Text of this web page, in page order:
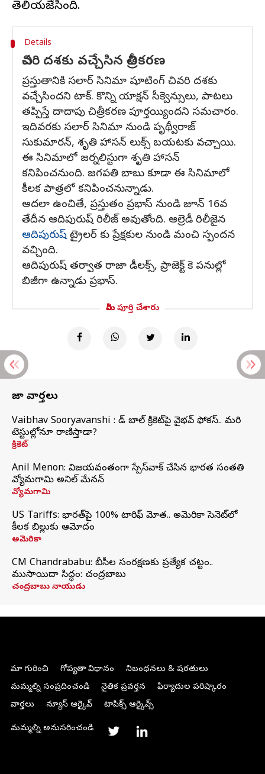
Details
చివరి దశకు వచ్చేసిన చిత్రీకరణ
ప్రస్తుతానికి సలార్ సినిమా షూటింగ్ చివరి దశకు
వచ్చేసిందని టాక్. కొన్ని యాక్షన్ సీక్వెన్సులు, పాటలు
తప్పిస్తే దాదాపు చిత్రీకరణ పూర్తయ్యిందని సమచారం.
ఇదివరకు సలార్ సినిమా నుండి పృథ్వీరాజ్
సుకుమారన్, శృతి హాసన్ లుక్స్ బయటకు వచ్చాయి.
ఈ సినిమాలో జర్నలిస్టుగా శృతి హాసన్
కనిపించనుంది. జగపతి బాబు కూడా ఈ సినిమాలో
కీలక పాత్రలో కనిపించనున్నాడు.
అదలా ఉంచితే, ప్రస్తుతం ప్రభాస్ నుండి జూన్ 16వ
తేదీన ఆదిపురుష్ రిలీజ్ అవుతోంది. ఆల్రెడీ రిలీజైన
ఆదిపురుష్ట్రైలర్ కు ప్రేక్షకుల నుండి మంచి స్పందన
వచ్చింది.
ఆదిపురుష్ తర్వాత రాజా డీలక్స్, ప్రాజెక్ట్ కె పనుల్లో
బిజీగా ఉన్నాడు ప్రభాస్.
మీరు పూర్తి చేశారు
తాజా వార్తలు
Vaibhav Sooryavanshi : రెడ్ బాల్ క్రికెట్‌పై వైభవ్ ఫోకస్.. మరి
టెస్టుల్లోనూ రాణిస్తాడా?
క్రికెట్
Anil Menon: విజయవంతంగా స్పేస్‌వాక్‌ చేసిన భారత సంతతి
వ్యోమగామి అనిల్‌ మేనన్
వ్యోమగామి
US Tariffs: భారత్‌పై 100% టారిఫ్‌ మోత.. అమెరికా సెనెట్‌లో
కీలక బిల్లుకు ఆమోదం
అమెరికా
CM Chandrababu: బీసీల సంరక్షణకు ప్రత్యేక చట్టం..
ముసాయిదా సిద్ధం: చంద్రబాబు
చంద్రబాబు నాయుడు
మా గురించి గోప్యతా విధానం
నిబంధనలు & షరతులు
మమ్మల్ని సంప్రదించండి
నైతిక ప్రవర్తన
ఫిర్యాదుల పరిష్కారం
వార్తలు
న్యూస్ ఆర్కైవ్ టాపిక్స్ ఆర్కైవ్స్
మమ్మల్ని అనుసరించండి